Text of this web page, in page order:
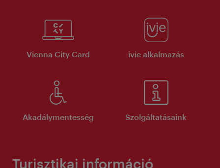
Vienna City Card ivie alkalmazás
Akadálymentesség Szolgáltatásaink
Turisztikai információ